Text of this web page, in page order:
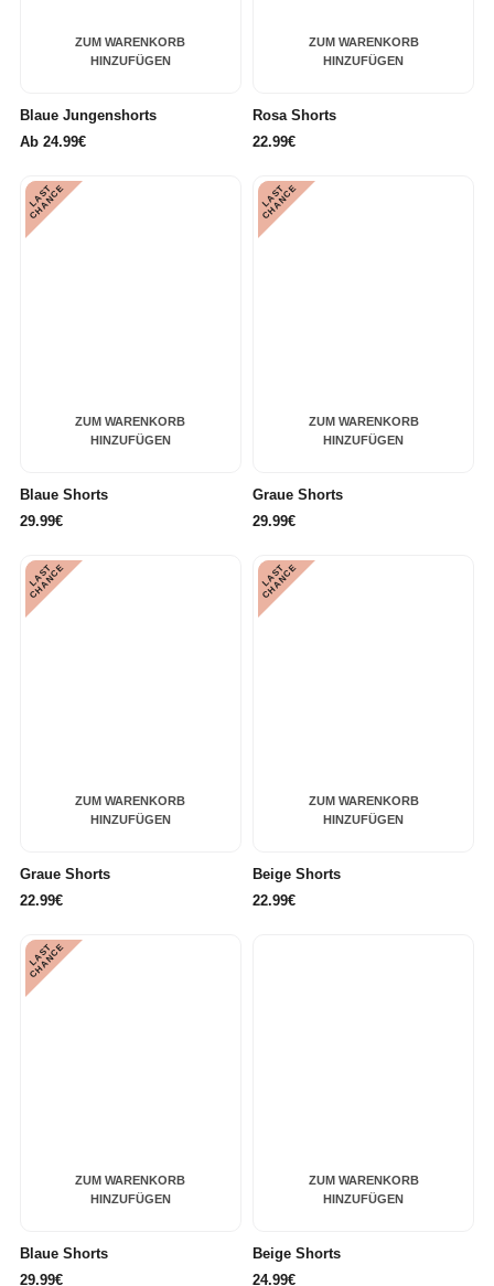
ZUM WARENKORB
HINZUFÜGEN
Blaue Jungenshorts
Ab 24.99€
ZUM WARENKORB
HINZUFÜGEN
Rosa Shorts
22.99€
ZUM WARENKORB
HINZUFÜGEN
L
A
S
T
C
H
A
N
C
E
Blaue Shorts
29.99€
ZUM WARENKORB
HINZUFÜGEN
L
A
S
T
C
H
A
N
C
E
Graue Shorts
29.99€
ZUM WARENKORB
HINZUFÜGEN
L
A
S
T
C
H
A
N
C
E
Graue Shorts
22.99€
ZUM WARENKORB
HINZUFÜGEN
L
A
S
T
C
H
A
N
C
E
Beige Shorts
22.99€
ZUM WARENKORB
HINZUFÜGEN
L
A
S
T
C
H
A
N
C
E
Blaue Shorts
29.99€
ZUM WARENKORB
HINZUFÜGEN
Beige Shorts
24.99€